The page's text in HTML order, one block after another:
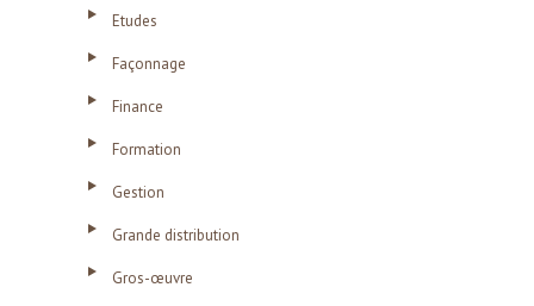
Etudes
Façonnage
Finance
Formation
Gestion
Grande distribution
Gros-œuvre